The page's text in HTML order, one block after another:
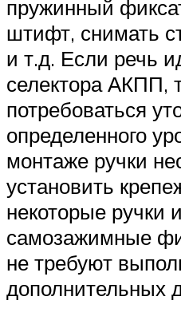
пружинный
штифт, снимать
и т.д. Если речь
селектора АКПП,
потребоваться
определенного
монтаже ручки
установить
некоторые ручки
самозажимные
не требуют
дополнительных